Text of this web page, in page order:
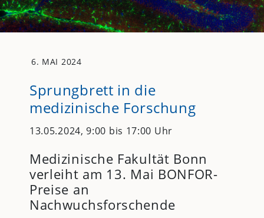
6. MAI 2024
Sprungbrett in die
medizinische Forschung
13.05.2024, 9:00 bis 17:00 Uhr
Medizinische Fakultät Bonn
verleiht am 13. Mai BONFOR-
Preise an
Nachwuchsforschende